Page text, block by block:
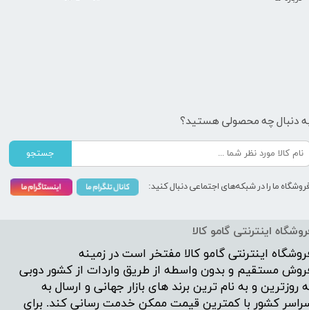
اینترنتی گامو کالا
اینترنتی گامو کالا مفتخر است در زمینه
مستقیم و بدون واسطه از طریق واردات از کشور دوبی
روزترین و به نام ترین برند های بازار جهانی و ارسال به
کشور با کمترین قیمت ممکن خدمت رسانی کند. برای
دنبال چه محصولی هستید؟
جستجو
ما را در شبکه‌های اجتماعی دنبال کنید: